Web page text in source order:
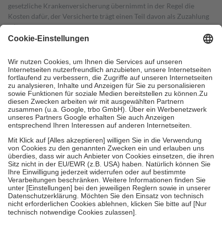
gesetzliche Krankenversicherung übernimmt in der Regel die
Kosten dafür, der Versicherte trägt einen Teil davon als Zuzahlung
mit.
Grundsätzlich leisten Mitglieder Zuzahlungen in Höhe von zehn
höchstens zehn Euro.
Es sind jedoch nie mehr als die tatsächlichen
Kosten der Leistung zu entrichten.
Diese Regeln gelten grundsätzlich auch für Online-Apotheken.
Bei Heilmitteln und häuslicher Krankenpflege beträgt die
Zuzahlung zehn Prozent der Kosten sowie zehn Euro je
Verordnung.
Um das Engagement der Versicherten für ihre eigene Gesundheit zu
stärken und die besondere Stellung der Familie zu unterstützen,
fallenkeine Zuzahlungenan bei:
• Kindern und Jugendlichen bis zum vollendeten 18. Lebensjahr
mit Ausnahme der Fahrkosten
• Untersuchungen zur Vorsorge und Früherkennung, die von der
GKV getragen werden
• empfohlenen Schutzimpfungen
• Harn- und Blutteststreifen